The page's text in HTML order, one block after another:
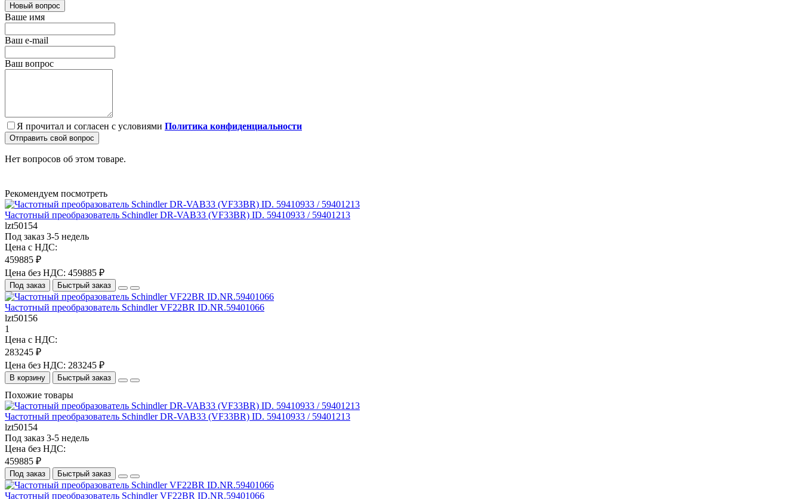
Новый вопрос
Ваше имя
Ваш e-mail
Ваш вопрос
Я прочитал и согласен с условиями Политика конфиденциальности
Отправить свой вопрос
Нет вопросов об этом товаре.
Рекомендуем посмотреть
Частотный преобразователь Schindler DR-VAB33 (VF33BR) ID. 59410933 / 59401213
lzt50154
Под заказ 3-5 недель
Цена с НДС:
459885 ₽
Цена без НДС: 459885 ₽
Под заказ Быстрый заказ
Частотный преобразователь Schindler VF22BR ID.NR.59401066
lzt50156
1
Цена с НДС:
283245 ₽
Цена без НДС: 283245 ₽
В корзину Быстрый заказ
Похожие товары
Частотный преобразователь Schindler DR-VAB33 (VF33BR) ID. 59410933 / 59401213
lzt50154
Под заказ 3-5 недель
Цена без НДС:
459885 ₽
Под заказ Быстрый заказ
Частотный преобразователь Schindler VF22BR ID.NR.59401066